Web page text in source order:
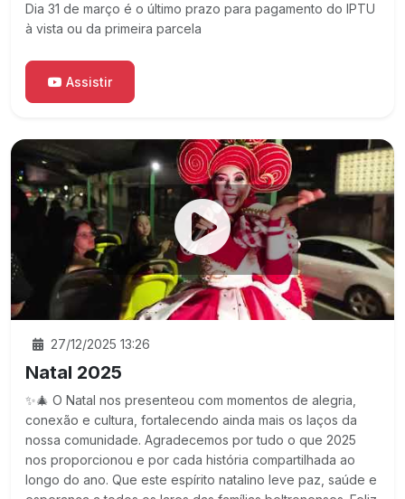
Dia 31 de março é o último prazo para pagamento do IPTU
à vista ou da primeira parcela
Assistir
27/12/2025 13:26
Natal 2025
✨🎄 O Natal nos presenteou com momentos de alegria,
conexão e cultura, fortalecendo ainda mais os laços da
nossa comunidade. Agradecemos por tudo o que 2025
nos proporcionou e por cada história compartilhada ao
longo do ano. Que este espírito natalino leve paz, saúde e